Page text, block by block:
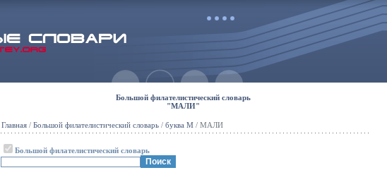
Большой филателистический словарь
"МАЛИ"
Главная / Большой филателистический словарь / буква М / МАЛИ
Большой филателистический словарь